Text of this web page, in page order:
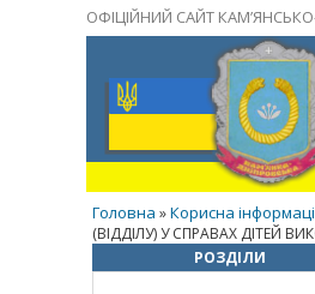
ОФІЦІЙНИЙ САЙТ
Головна »Корисна
(ВІДДІЛУ) У СПРАВАХ ДІТЕЙ
РОЗДІЛИ